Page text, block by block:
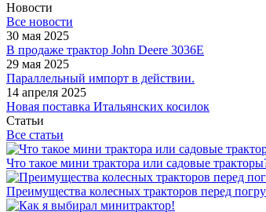
Новости
Все новости
30 мая 2025
В продаже трактор John Deere 3036E
29 мая 2025
Параллельный импорт в действии.
14 апреля 2025
Новая поставка Итальянских косилок
Статьи
Все статьи
Что такое мини трактора или садовые
Преимущества колесных тракторов перед